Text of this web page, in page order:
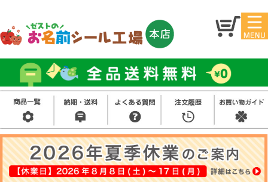
マイ
ジ
お名
前シ
ール
アイ
ロン
シー
ル
お買
い得
セッ
ト
スタ
ンプ